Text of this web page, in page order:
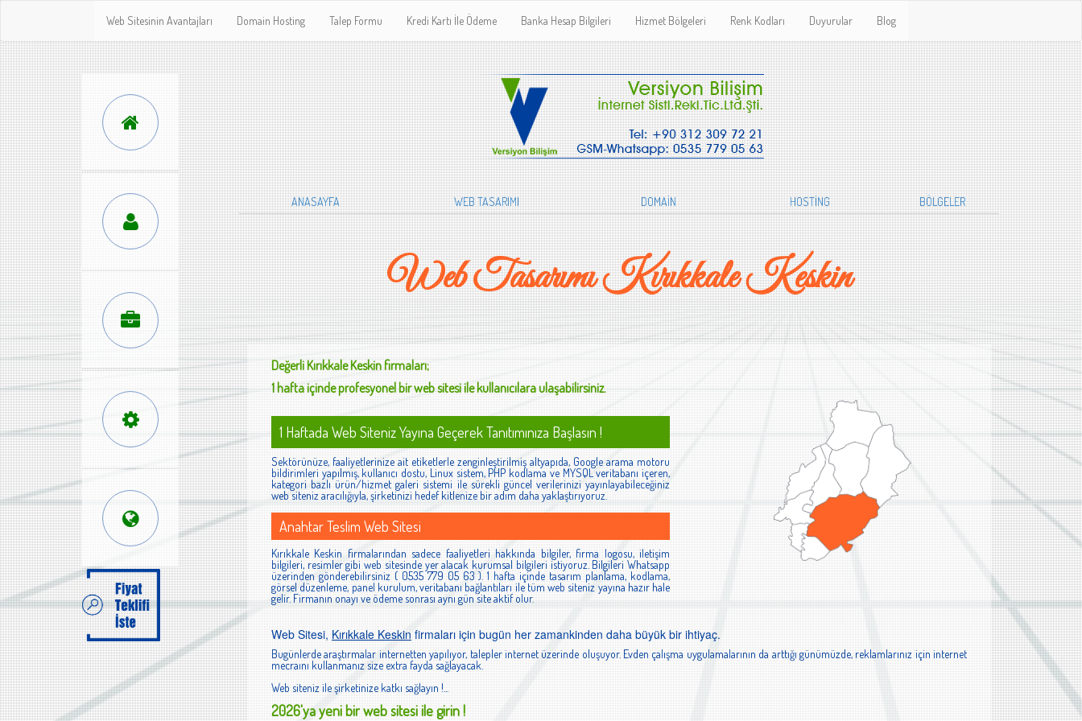
Web Sitesinin Avantajları Domain Hosting Talep Formu Kredi Kartı İle Ödeme Banka Hesap Bilgileri Hizmet Bölgeleri Renk Kodları Duyurular Blog
ANASAYFA WEB TASARIMI DOMAİN HOSTİNG BÖLGELER
Web Tasarımı Kırıkkale Keskin
DeğerliKırıkkale Keskinfirmaları;
1 hafta içinde profesyonel bir web sitesi ile kullanıcılara ulaşabilirsiniz.
1 Haftada Web Siteniz Yayına Geçerek Tanıtımınıza Başlasın !
Sektörünüze, faaliyetlerinize ait etiketlerle zenginleştirilmiş altyapıda, Google arama motoru
bildirimleri yapılmış, kullanıcı dostu, Linux sistem, PHP kodlama ve MYSQL veritabanı içeren,
kategori bazlı ürün/hizmet galeri sistemi ile sürekli güncel verilerinizi yayınlayabileceğiniz
web siteniz aracılığıyla, şirketinizi hedef kitlenize bir adım daha yaklaştırıyoruz.
Anahtar Teslim Web Sitesi
Kırıkkale Keskin firmalarından sadece faaliyetleri hakkında bilgiler, firma logosu, iletişim
bilgileri, resimler gibi web sitesinde yer alacak kurumsal bilgileri istiyoruz. Bilgileri Whatsapp
üzerinden gönderebilirsiniz ( 0535 779 05 63 ). 1 hafta içinde tasarım planlama, kodlama,
görsel düzenleme, panel kurulum, veritabanı bağlantıları ile tüm web siteniz yayına hazır hale
gelir. Firmanın onayı ve ödeme sonrası aynı gün site aktif olur.
Web Sitesi,Kırıkkale Keskinfirmaları için bugün her zamankinden daha büyük bir ihtiyaç.
Bugünlerde araştırmalar internetten yapılıyor, talepler internet üzerinde oluşuyor. Evden çalışma uygulamalarının da arttığı günümüzde, reklamlarınız için internet
mecraını kullanmanız size extra fayda sağlayacak.
Web siteniz ile şirketinize katkı sağlayın !...
2026'ya yeni bir web sitesi ile girin !